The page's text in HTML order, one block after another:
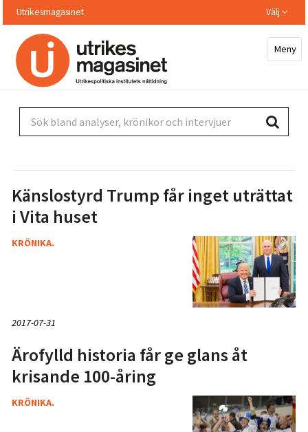
Hoppa
huvudinnehållet
Utrikesmagasinet Välj
Meny
Känslostyrd Trump får inget uträttat
i Vita huset
KRÖNIKA.
2017-07-31
Ärofylld historia får ge glans åt
krisande 100-åring
KRÖNIKA.